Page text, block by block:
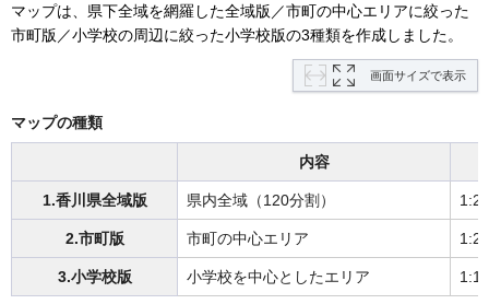
マップは、県下全域を網羅した全域版／市町の中心エリアに絞った
市町版／小学校の周辺に絞った小学校版の3種類を作成しました。
画面サイズで表示
マップの種類
内容
1.香川県全域版 県内全域（120分割）
2.市町版 市町の中心エリア
3.小学校版 小学校を中心としたエリア